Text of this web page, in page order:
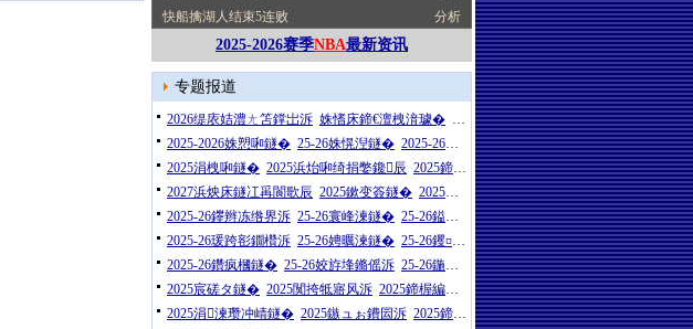
快船擒湖人结束5连败
分析
2025-2026赛季NBA最新资讯
专题报道
2026缇庡姞澧ㄤ笘鐣岀泝 姝愭床鍗€澶栧湇璩� 浜炴床鍗€澶栧湇璩�
2025-2026姝愬啝鐩� 25-26姝愰湼鐩� 2025-26姝愭渻鐩�
2025涓栧啝鐩� 2025浜炲啝绮捐嫳鑱辰 2025鍗楃編鑷敱鐩�
2027浜炴床鐩冮爯閬歌辰 2025鏉变簽鐩� 2025闈炴床鍦嬪鐩�
2025-26鑻辫冻绺界泝 25-26寰峰湅鐩� 25-26鎰忓ぇ鍒╃泝
2025-26瑗跨彮鐗欑泝 25-26娉曞湅鐩� 25-26钁¤悇鐗欑泝
2025-26鑽疯槶鐩� 25-26姣斿埄鏅傜泝 25-26鍦熻€冲叾鐩�
2025宸磋タ鐩� 2025闃挎牴寤风泝 2025鍗楃編娲茬悆鏈冪泝
2025涓湅瓒冲崝鐩� 2025鏃ュぉ鐨囩泝 2025鍗楅煋瓒崇附鐩�